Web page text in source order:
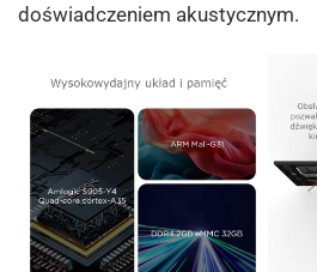
doświadczeniem akustycznym.